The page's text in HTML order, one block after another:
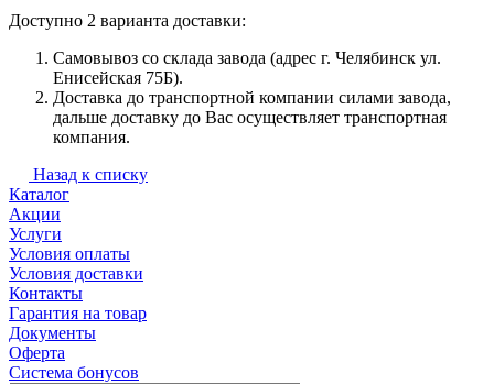
Доступно 2 варианта доставки:
Самовывоз со склада завода (адрес г. Челябинск ул.
Енисейская 75Б).
Доставка до транспортной компании силами завода,
дальше доставку до Вас осуществляет транспортная
компания.
Назад к списку
Каталог
Акции
Услуги
Условия оплаты
Условия доставки
Контакты
Гарантия на товар
Документы
Оферта
Система бонусов